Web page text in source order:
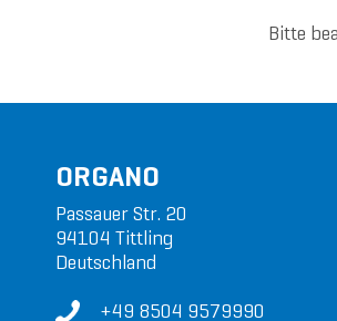
Bitte
ORGANO
Passauer Str. 20
94104 Tittling
Deutschland
+49 8504 9579990